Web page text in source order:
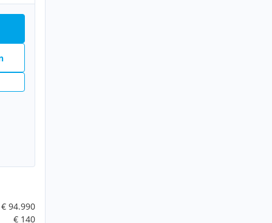
€ 94.990
€ 140